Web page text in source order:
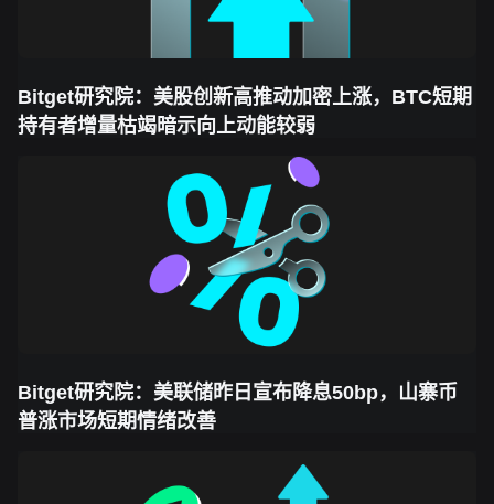
Bitget研究院：美股创新高推动加密上涨，BTC短期
持有者增量枯竭暗示向上动能较弱
Bitget研究院：美联储昨日宣布降息50bp，山寨币
普涨市场短期情绪改善